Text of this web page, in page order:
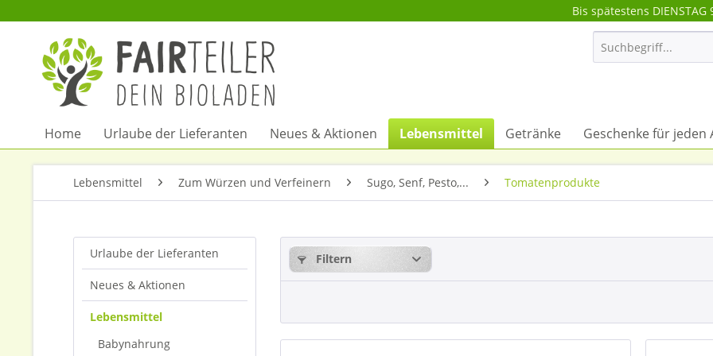
Bis spätestens
Home Urlaube der Lieferanten Neues & Aktionen Lebensmittel Getränke Geschenke für jeden
Lebensmittel Zum Würzen und Verfeinern Sugo, Senf, Pesto,... Tomatenprodukte
Urlaube der Lieferanten
Neues & Aktionen
Lebensmittel
Babynahrung
Filtern